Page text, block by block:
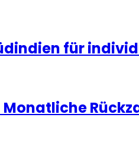
für
Monatliche